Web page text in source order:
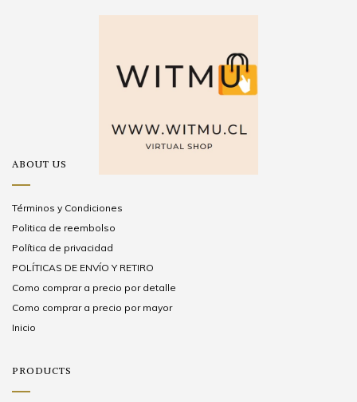
ABOUT US
Términos y Condiciones
Politica de reembolso
Política de privacidad
POLÍTICAS DE ENVÍO Y RETIRO
Como comprar a precio por detalle
Como comprar a precio por mayor
Inicio
PRODUCTS